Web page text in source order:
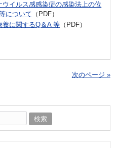
イルス感感染症の感染法上の位
について （PDF）
養に関するQ＆A 等 （PDF）
次のページ »